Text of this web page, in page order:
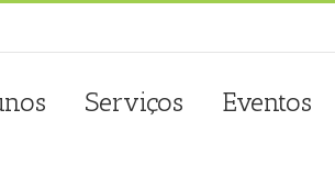
Serviços Eventos